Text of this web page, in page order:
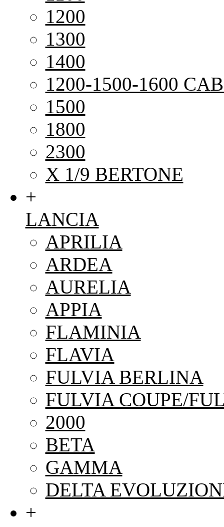
1200
1300
1400
1200-1500-1600
1500
1800
2300
X 1/9 BERTONE
+
LANCIA
APRILIA
ARDEA
AURELIA
APPIA
FLAMINIA
FLAVIA
FULVIA BERLINA
FULVIA COUPE/
2000
BETA
GAMMA
DELTA
+